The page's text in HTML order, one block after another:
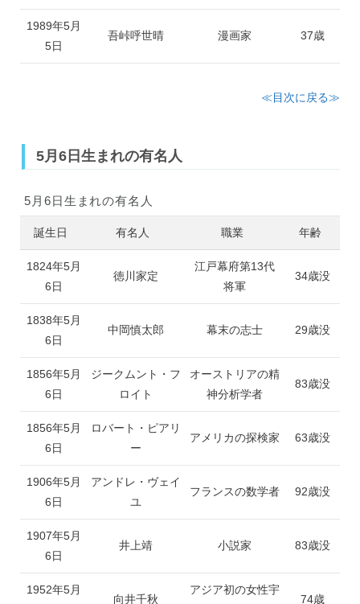
1989年5月
5日
吾峠呼世晴 漫画家 37歳
≪目次に戻る≫
5月6日生まれの有名人
5月6日生まれの有名人
誕生日 有名人 職業 年齢
1824年5月
6日
徳川家定
江戸幕府第13代
将軍
34歳没
1838年5月
6日
中岡慎太郎 幕末の志士 29歳没
1856年5月
6日
ジークムント・フ
ロイト
オーストリアの精
神分析学者
83歳没
1856年5月
6日
ロバート・ピアリ
ー
アメリカの探検家 63歳没
1906年5月
6日
アンドレ・ヴェイ
ユ
フランスの数学者 92歳没
1907年5月
6日
井上靖 小説家 83歳没
1952年5月
向井千秋
アジア初の女性宇
74歳